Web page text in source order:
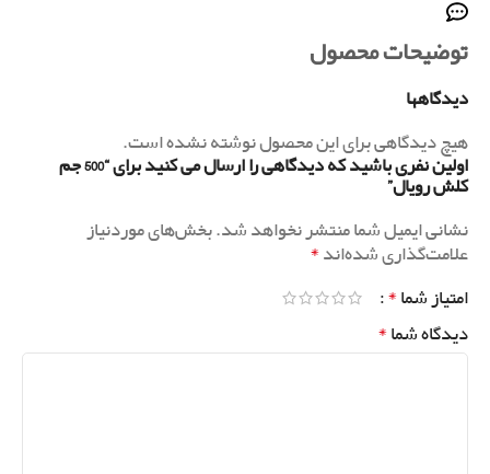
توضیحات محصول
دیدگاهها
هیچ دیدگاهی برای این محصول نوشته نشده است.
اولین نفری باشید که دیدگاهی را ارسال می کنید برای “500 جم
کلش رویال”
نشانی ایمیل شما منتشر نخواهد شد.بخش‌های موردنیاز
علامت‌گذاری شده‌اند*
امتیاز شما*
دیدگاه شما*